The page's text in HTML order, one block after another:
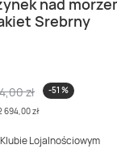
nad
Srebrny
zł
-51 %
694,00 zł
Lojalnościowym